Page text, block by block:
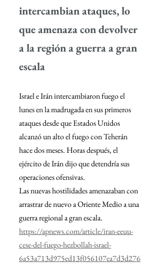
intercambian ataques, lo
que amenaza con devolver
a la región a guerra a gran
escala
Israel e Irán intercambiaron fuego el
lunes en la madrugada en sus primeros
ataques desde que Estados Unidos
alcanzó un alto el fuego con Teherán
hace dos meses. Horas después, el
ejército de Irán dijo que detendría sus
operaciones ofensivas.
Las nuevas hostilidades amenazaban con
arrastrar de nuevo a Oriente Medio a una
guerra regional a gran escala.
https://apnews.com/article/iran-eeuu-
cese-del-fuego-hezbollah-israel-
6a53a713d975ed13f056107ea7d3d276